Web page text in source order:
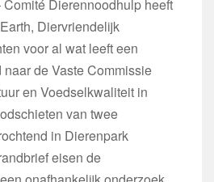
Dierennoodhulp heeft
Diervriendelijk
voor al wat leeft een
de Vaste Commissie
en Voedselkwaliteit in
van twee
in Dierenpark
eisen de